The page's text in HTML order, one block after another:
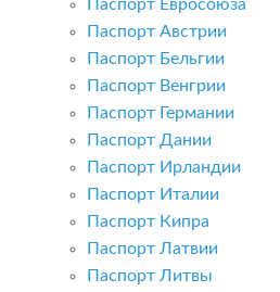
Паспорт Евросоюза
Паспорт Австрии
Паспорт Бельгии
Паспорт Венгрии
Паспорт Германии
Паспорт Дании
Паспорт Ирландии
Паспорт Италии
Паспорт Кипра
Паспорт Латвии
Паспорт Литвы